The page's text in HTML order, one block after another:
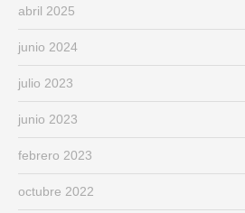
abril 2025
junio 2024
julio 2023
junio 2023
febrero 2023
octubre 2022